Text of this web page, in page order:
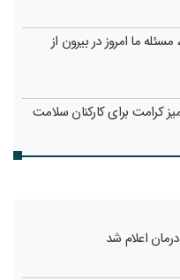
ما امروز در بیرون از
کرامت برای کارکنان سلامت
اعلام شد